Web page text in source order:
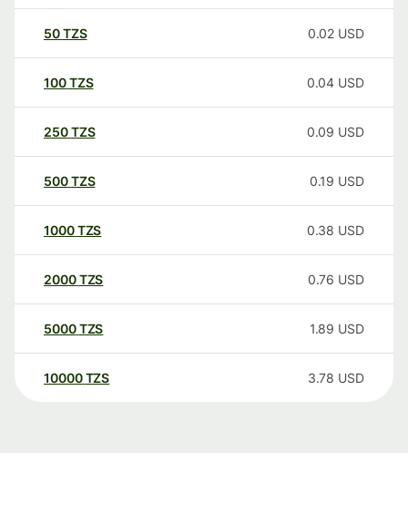
50TZS 0.02 USD
100TZS 0.04 USD
250TZS 0.09 USD
500TZS 0.19 USD
1000TZS 0.38 USD
2000TZS 0.76 USD
5000TZS 1.89 USD
10000 TZS 3.78 USD